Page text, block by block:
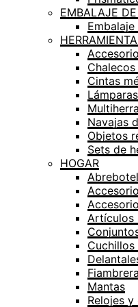
EMBALAJE
Cintas
Lámparas
Navajas
Objetos
Sets de
HOGAR
Artículos
Mantas
Relojes